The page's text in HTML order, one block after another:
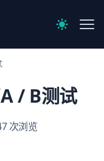
Switch
/ B测试
次浏览